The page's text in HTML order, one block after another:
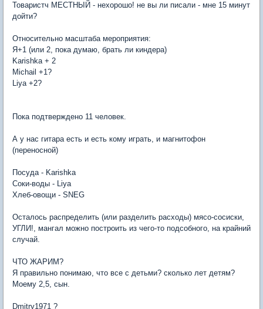
Товаристч МЕСТНЫЙ - нехорошо! не вы ли писали - мне 15 минут
дойти?
Относительно масштаба мероприятия:
Я+1 (или 2, пока думаю, брать ли киндера)
Karishka + 2
Michail +1?
Liya +2?
Пока подтверждено 11 человек.
А у нас гитара есть и есть кому играть, и магнитофон
(переносной)
Посуда - Karishka
Соки-воды - Liya
Хлеб-овощи - SNEG
Осталось распределить (или разделить расходы) мясо-сосиски,
УГЛИ!, мангал можно построить из чего-то подсобного, на крайний
случай.
ЧТО ЖАРИМ?
Я правильно понимаю, что все с детьми? сколько лет детям?
Моему 2,5, сын.
Dmitry1971 ?